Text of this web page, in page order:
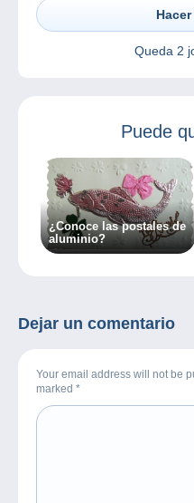
Queda 2
Puede
¿Conoce las postales de
aluminio?
Dejar un comentario
Your email address will not be
marked *